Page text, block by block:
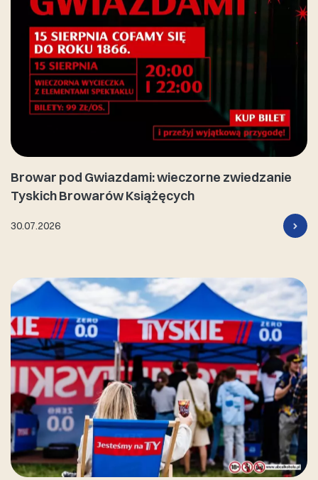
Browar pod Gwiazdami: wieczorne zwiedzanie
Tyskich Browarów Książęcych
30.07.2026